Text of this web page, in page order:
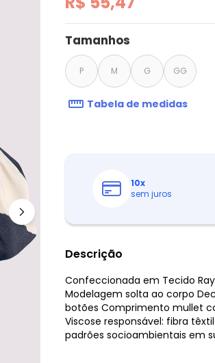
Tamanhos
P M G GG
Tabela de medidas
10x
sem juros
Descrição
Confeccionada em Tecido
Modelagem solta ao corpo
botões Comprimento mullet
Viscose responsável: fibra
padrões socioambientais em